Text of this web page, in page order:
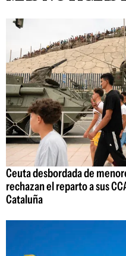
Ceuta desbordada de
rechazan el reparto a sus
Cataluña